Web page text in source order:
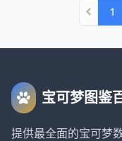
1
宝可梦图鉴
提供最全面的宝可梦